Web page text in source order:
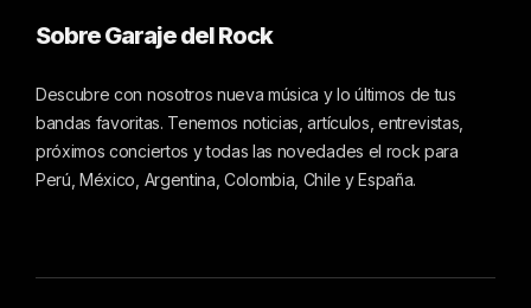
Sobre Garaje del Rock
Descubre con nosotros nueva música y lo últimos de tus
bandas favoritas. Tenemos noticias, artículos, entrevistas,
próximos conciertos y todas las novedades el rock para
Perú, México, Argentina, Colombia, Chile y España.